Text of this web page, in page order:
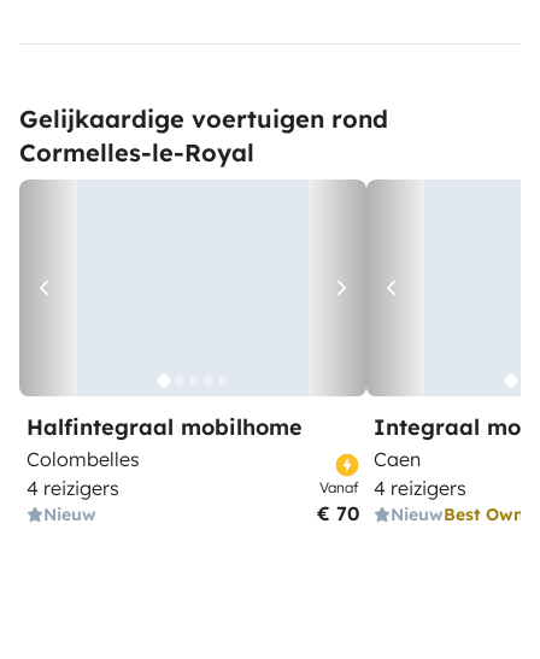
Gelijkaardige voertuigen rond
Cormelles-le-Royal
Halfintegraal mobilhome
Colombelles
4 reizigers
Nieuw
Vanaf
€ 70
Integraal
Caen
4 reizigers
NieuwBest Owner